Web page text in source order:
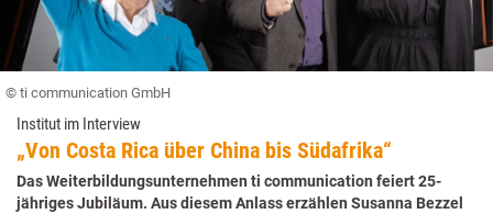
© ti communication GmbH
Institut im Interview
„Von Costa Rica über China bis Südafrika“
Das Weiterbildungsunternehmen ti communication feiert 25-
jähriges Jubiläum. Aus diesem Anlass erzählen Susanna Bezzel